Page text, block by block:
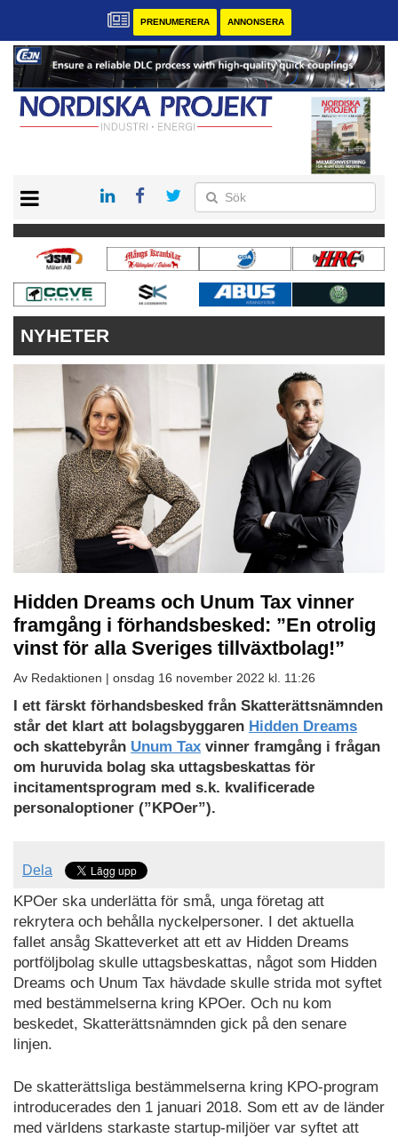
PRENUMERERA ANNONSERA
KONTAKT
VÅRA ANDRA MAGASIN
PRENUMERERA
ANNONSERA
NYHETER
Hidden Dreams och Unum Tax vinner
framgång i förhandsbesked: ”En otrolig
vinst för alla Sveriges tillväxtbolag!”
Av Redaktionen | onsdag 16 november 2022 kl. 11:26
I ett färskt förhandsbesked från Skatterättsnämnden
står det klart att bolagsbyggaren Hidden Dreams
och skattebyrån Unum Tax vinner framgång i frågan
om huruvida bolag ska uttagsbeskattas för
incitamentsprogram med s.k. kvalificerade
personaloptioner (”KPOer”).
Dela
KPOer ska underlätta för små, unga företag att
rekrytera och behålla nyckelpersoner. I det aktuella
fallet ansåg Skatteverket att ett av Hidden Dreams
portföljbolag skulle uttagsbeskattas, något som Hidden
Dreams och Unum Tax hävdade skulle strida mot syftet
med bestämmelserna kring KPOer. Och nu kom
beskedet, Skatterättsnämnden gick på den senare
linjen.
De skatterättsliga bestämmelserna kring KPO-program
introducerades den 1 januari 2018. Som ett av de länder
med världens starkaste startup-miljöer var syftet att